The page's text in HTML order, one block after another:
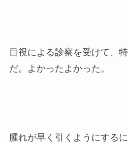
目視による診察を受けて、
だ。よかったよかった。
腫れが早く引くようにする